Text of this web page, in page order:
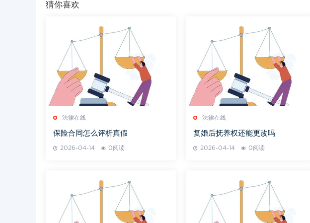
猜你喜欢
法律在线
保险合同怎么评析真假
2026-04-14 0阅读
法律在线
复婚后抚养权还能更改吗
2026-04-14 0阅读